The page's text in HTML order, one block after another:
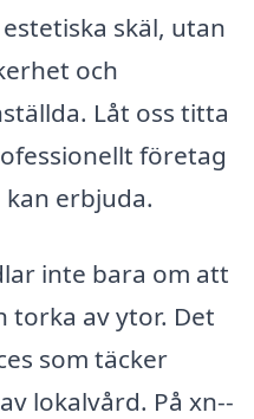
skäl, utan
och
Låt oss titta
företag
erbjuda.
inte bara om att
torka av ytor. Det
som täcker
lokalvård. På xn--